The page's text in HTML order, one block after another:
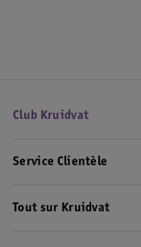
Club Kruidvat
Service Clientèle
Tout sur Kruidvat